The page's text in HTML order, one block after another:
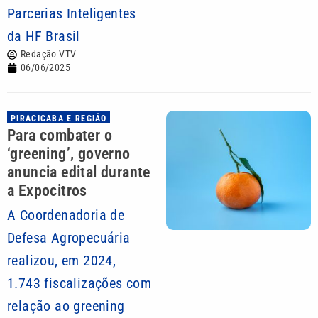
Parcerias Inteligentes
da HF Brasil
Redação VTV
06/06/2025
PIRACICABA E REGIÃO
Para combater o
‘greening’, governo
anuncia edital durante
a Expocitros
A Coordenadoria de
Defesa Agropecuária
realizou, em 2024,
1.743 fiscalizações com
relação ao greening